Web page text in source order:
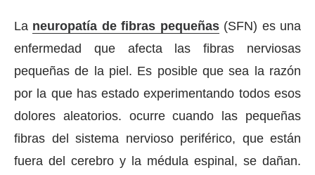
La neuropatía de fibras pequeñas(SFN) es una
enfermedad que afecta las fibras nerviosas
pequeñas de la piel. Es posible que sea la razón
por la que has estado experimentando todos esos
dolores aleatorios. ocurre cuando las pequeñas
fibras del sistema nervioso periférico, que están
fuera del cerebro y la médula espinal, se dañan.